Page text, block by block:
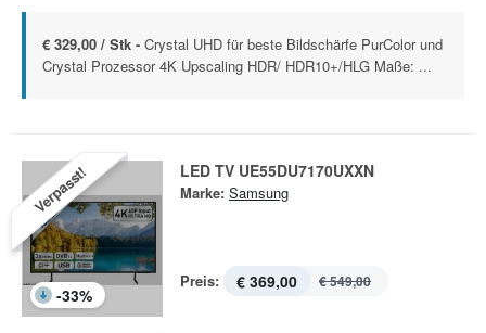
€ 329,00 / Stk - Crystal UHD für beste Bildschärfe PurColor und
Crystal Prozessor 4K Upscaling HDR/ HDR10+/HLG Maße: ...
Verpasst!
-33%
LED TV UE55DU7170UXXN
Marke: Samsung
Preis: € 369,00 € 549,00